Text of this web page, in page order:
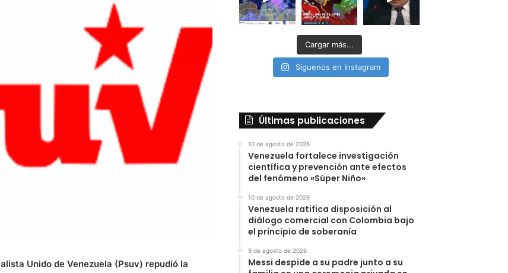
Unido de Venezuela (Psuv) repudió la
Cargar más...
Síguenos en Instagram
Últimas publicaciones
10 de agosto de 2026
Venezuela fortalece investigación
científica y prevención ante efectos
del fenómeno «Súper Niño»
10 de agosto de 2026
Venezuela ratifica disposición al
diálogo comercial con Colombia bajo
el principio de soberanía
9 de agosto de 2026
Messi despide a su padre junto a su